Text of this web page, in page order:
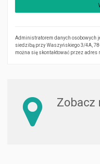
Administratorem danych osobowych
siedzibą przy Waszyńskiego 3/4A,
można się skontaktować przez adres
Zobacz